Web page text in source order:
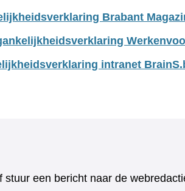
Brabant
intranet
een bericht naar de